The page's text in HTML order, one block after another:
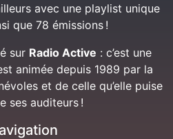
avec une playlist unique
que 78 émissions !
sur Radio Active : c’est une
animée depuis 1989 par la
et de celle qu’elle puise
ses auditeurs !